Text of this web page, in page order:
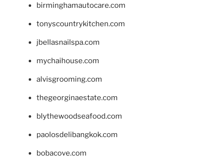
birminghamautocare.com
tonyscountrykitchen.com
jbellasnailspa.com
mychaihouse.com
alvisgrooming.com
thegeorginaestate.com
blythewoodseafood.com
paolosdelibangkok.com
bobacove.com